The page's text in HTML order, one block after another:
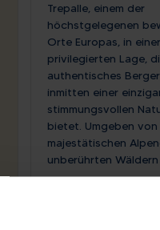
Trepalle, einem der
höchstgelegenen
Orte Europas, in einer
privilegierten Lage,
authentisches
inmitten einer
stimmungsvollen
bietet. Umgeben von
majestätischen
unberührten
...